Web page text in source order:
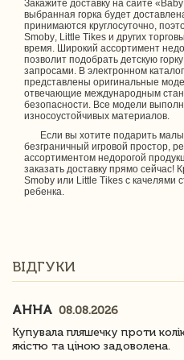
Закажите доставку на сайте
выбранная горка будет
принимаются круглосуточно,
Smoby, Little Tikes и других
время. Широкий ассортимент
позволит подобрать детскую
запросами. В электронном
представлены оригинальные
отвечающие международным
безопасности. Все модели
износоустойчивых материалов.
Если вы хотите подарить
безграничный игровой простор,
ассортиментом недорогой
заказать доставку прямо сейчас!
Smoby или Little Tikes с качелями
ребенка.
ВІДГУКИ
АННА 08.08.2026
Купувала пляшечку проти
якістю та ціною задоволена.